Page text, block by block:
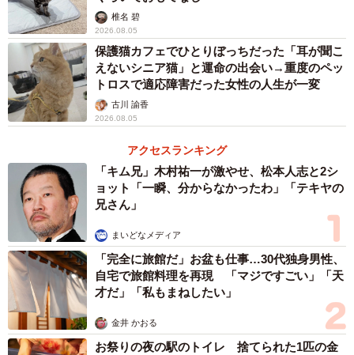
椎名 碧
2026.08.05
保護猫カフェでひとりぼっちだった「耳が聞こ
えないシニア猫」と運命の出会い→重度のペッ
トロスで適応障害だった女性の人生が一変
古川 諭香
2026.08.05
アクセスランキング
「キム兄」木村祐一が激やせ、松本人志と2シ
ョット「一瞬、分からなかったわ」「テキヤの
兄さん」
まいどなメディア
「完全に旅館だ」お盆も仕事…30代独身男性、
自宅で旅館料理を再現 「マジですごい」「天
才だ」「私もまねしたい」
金井 かおる
お祭りの夜の駅のトイレ 捨てられた1匹の金